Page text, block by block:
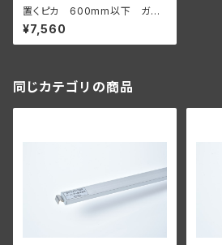
置くピカ 600mm以下 ガラ
ス棚用 【サイズオーダー】
¥7,560
同じカテゴリの商品